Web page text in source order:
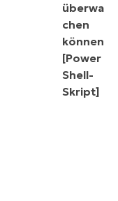
überwa
chen
können
[Power
Shell-
Skript]